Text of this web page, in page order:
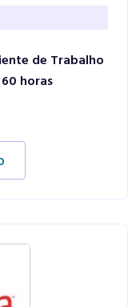
de Trabalho
horas